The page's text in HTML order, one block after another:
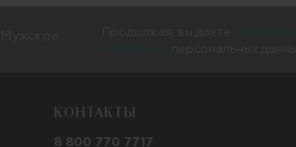
КОНТАКТЫ
8 800 770 7717